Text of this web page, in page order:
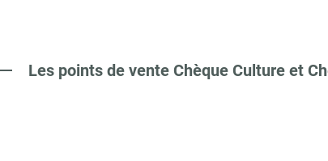
Les points de vente Chèque Culture et